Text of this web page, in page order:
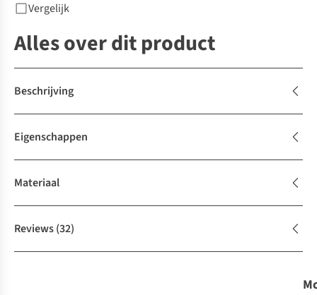
Vergelijk
Alles over dit product
Beschrijving
Eigenschappen
Materiaal
Reviews(32)